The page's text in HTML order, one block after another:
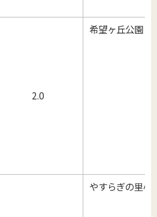
2.0
希望ヶ丘公園
やすらぎの里小